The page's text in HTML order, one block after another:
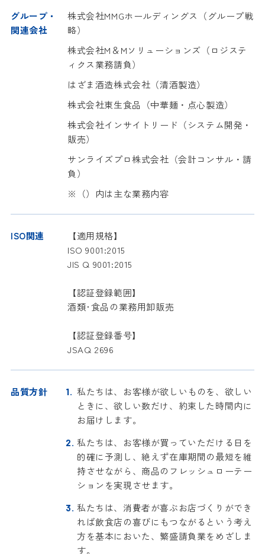
グループ・
関連会社
株式会社MMGホールディングス（グループ戦
略）
株式会社M＆Mソリューションズ（ロジステ
ィクス業務請負）
はざま酒造株式会社（清酒製造）
株式会社東生食品（中華麺・点心製造）
株式会社インサイトリード（システム開発・
販売）
サンライズプロ株式会社（会計コンサル・請
負）
※（）内は主な業務内容
ISO関連
【適用規格】
ISO 9001:2015
JIS Q 9001:2015
【認証登録範囲】
酒類･食品の業務用卸販売
【認証登録番号】
JSAQ 2696
品質方針
私たちは、お客様が欲しいものを、欲しい
ときに、欲しい数だけ、約束した時間内に
お届けします。
私たちは、お客様が買っていただける日を
的確に予測し、絶えず在庫期間の最短を維
持させながら、商品のフレッシュローテー
ションを実現させます。
私たちは、消費者が喜ぶお店づくりができ
れば飲食店の喜びにもつながるという考え
方を基本においた、繁盛請負業をめざしま
す。